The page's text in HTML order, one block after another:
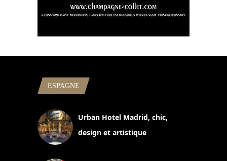
ESPAGNE
Urban Hotel Madrid, chic,
design et artistique